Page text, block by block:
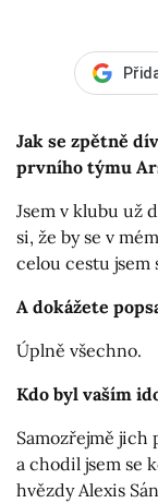
Jak se zpětně
prvního týmu
Jsem v klubu už
si, že by se v
celou cestu jsem
A dokážete
Úplně všechno.
Kdo byl vaším
Samozřejmě jich
a chodil jsem se
hvězdy Alexis